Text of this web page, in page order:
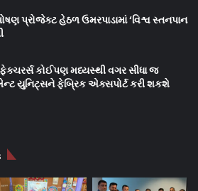
પ્રોજેક્ટ હેઠળ ઉમરપાડામાં ‘વિશ્વ સ્તનપાન
કોઈપણ મધ્યસ્થી વગર સીધા જ
યુનિટ્સને ફેબ્રિક એક્સપોર્ટ કરી શકશે